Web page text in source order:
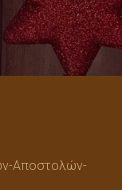
Αποστολών-